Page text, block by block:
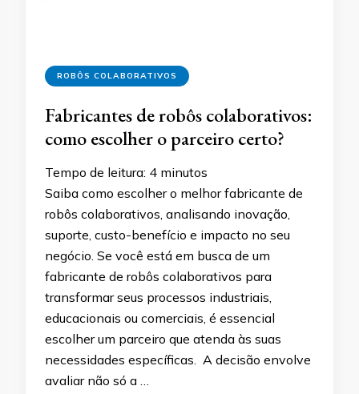
ROBÔS COLABORATIVOS
Fabricantes de robôs colaborativos:
como escolher o parceiro certo?
Tempo de leitura: 4 minutos
Saiba como escolher o melhor fabricante de
robôs colaborativos, analisando inovação,
suporte, custo-benefício e impacto no seu
negócio. Se você está em busca de um
fabricante de robôs colaborativos para
transformar seus processos industriais,
educacionais ou comerciais, é essencial
escolher um parceiro que atenda às suas
necessidades específicas. A decisão envolve
avaliar não só a …